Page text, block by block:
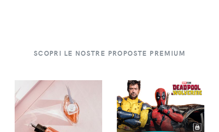
SCOPRI LE NOSTRE PROPOSTE PREMIUM